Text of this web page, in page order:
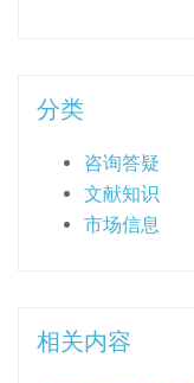
分类
咨询答疑
文献知识
市场信息
相关内容